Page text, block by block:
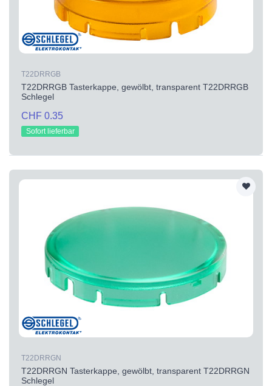
T22DRRGB
T22DRRGB Tasterkappe, gewölbt, transparent T22DRRGB
Schlegel
CHF 0.35
Sofort lieferbar
T22DRRGN
T22DRRGN Tasterkappe, gewölbt, transparent T22DRRGN
Schlegel